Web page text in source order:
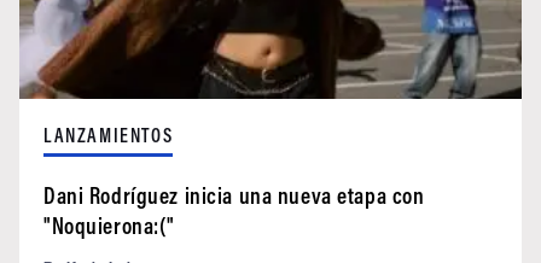
LANZAMIENTOS
Dani Rodríguez inicia una nueva etapa con
"Noquierona:("